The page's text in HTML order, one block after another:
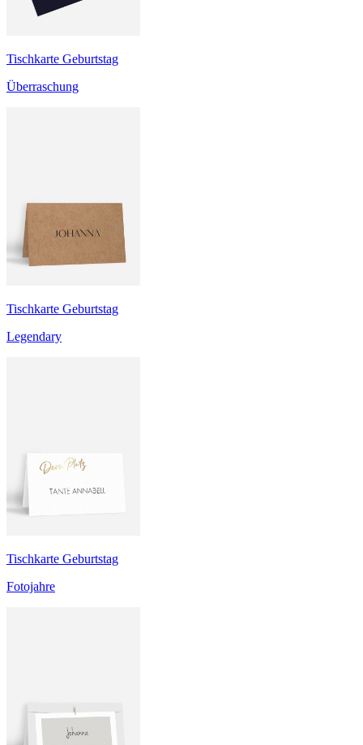
Tischkarte Geburtstag
Überraschung
Tischkarte Geburtstag
Legendary
Tischkarte Geburtstag
Fotojahre